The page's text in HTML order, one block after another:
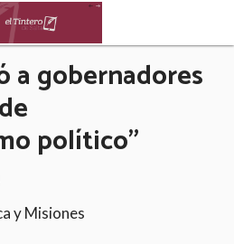
a gobernadores
político”
y Misiones